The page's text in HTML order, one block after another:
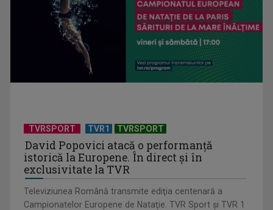
Generația baby-boom a pus Europa pe butuci?
TVRSPORT TVR1 TVRSPORT
David Popovici atacă o performanţă
istorică la Europene. În direct şi în
exclusivitate la TVR
Televiziunea Română transmite ediţia centenară a